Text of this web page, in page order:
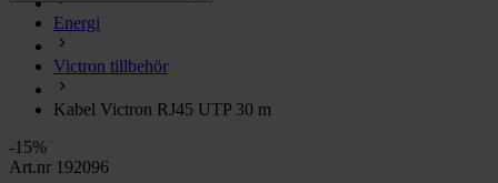
Energi
Kök & Gasol chevron_right
Värme chevron_right
Energi
Victron tillbehör
Kabel Victron RJ45 UTP 30 m
-15%
Art.nr 192096